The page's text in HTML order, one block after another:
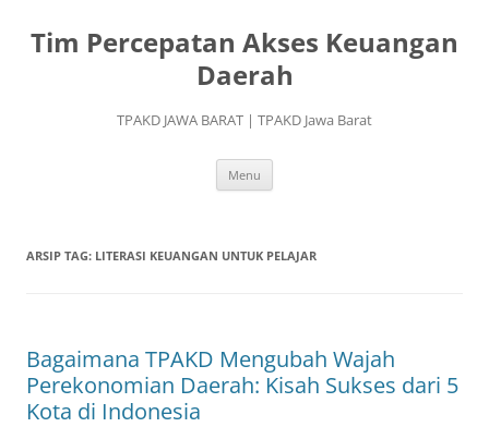
isi
Tim Percepatan Akses Keuangan
Daerah
TPAKD JAWA BARAT | TPAKD Jawa Barat
Menu
ARSIP TAG: LITERASI KEUANGAN UNTUK PELAJAR
Bagaimana TPAKD Mengubah Wajah
Perekonomian Daerah: Kisah Sukses dari 5
Kota di Indonesia